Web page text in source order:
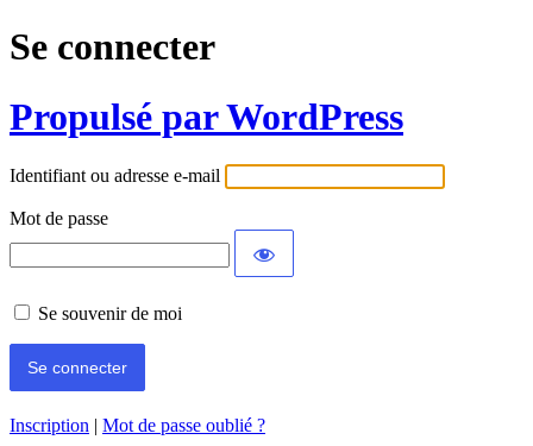
Se connecter
Propulsé par WordPress
Identifiant ou adresse e-mail
Mot de passe
Se souvenir de moi
Inscription | Mot de passe oublié ?